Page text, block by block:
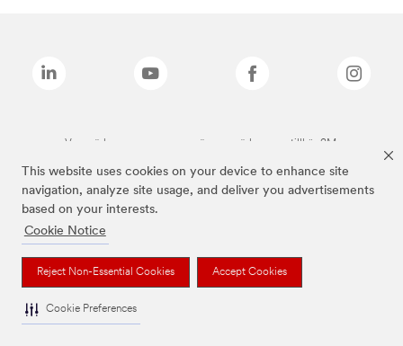
This website uses cookies on your device to enhance site
navigation, analyze site usage, and deliver you advertisements
based on your interests.
Cookie Notice
Reject Non-Essential Cookies Accept Cookies
Cookie Preferences
Varumärken som anges ovan är varumärken som tillhör 3M.